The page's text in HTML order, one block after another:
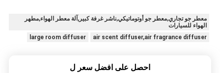
معطر جو تجاري,معطر جو أوتوماتيكي,ناشر غرفة كبير,آلة معطر الهواء,مطهر
الهواء للسيارات
air scent diffuser,air fragrance diffuser
large room diffuser
احصل على افضل سعر ل